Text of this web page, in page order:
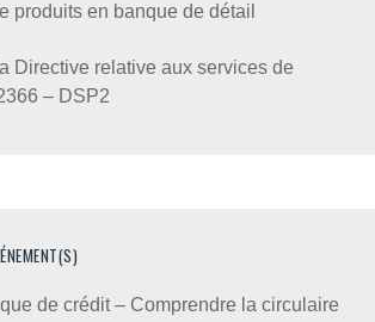
produits en banque de détail
Directive relative aux services de
– DSP2
de crédit – Comprendre la circulaire